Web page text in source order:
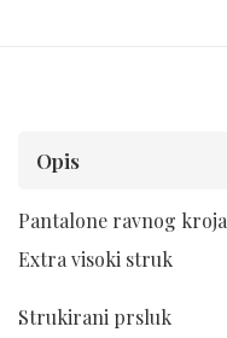
Opis
Pantalone ravnog kroja
Extra visoki struk
Strukirani prsluk